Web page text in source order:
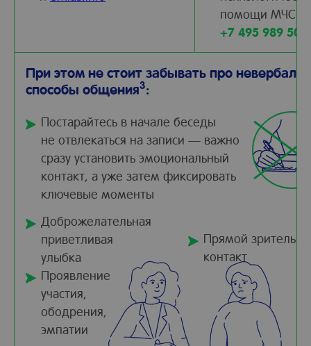
помощи МЧС
+7 495 989 50
При этом не стоит забывать про
способы общения3:
Постарайтесь в начале беседы
не отвлекаться на записи — важно
сразу установить эмоциональный
контакт, а уже затем фиксировать
ключевые моменты
Доброжелательная
приветливая
улыбка
Проявление
участия,
ободрения,
эмпатии
Прямой
контакт